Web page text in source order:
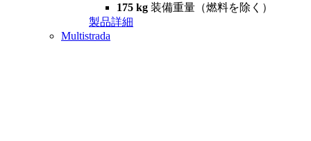
175 kg 装備重量（燃料を除く）
製品詳細
Multistrada